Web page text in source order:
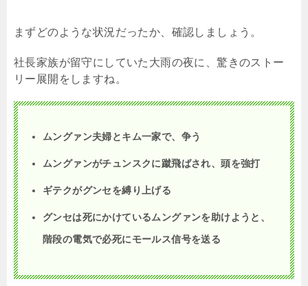
まずどのような状況だったか、確認しましょう。
社長家族が留守にしていた大雨の夜に、驚きのストー
リー展開をしますね。
ムングァン夫婦とキム一家で、争う
ムングァンがチュンスクに蹴飛ばされ、頭を強打
ギテクがグンセを縛り上げる
グンセは死にかけているムングァンを助けようと、
階段の電気で必死にモールス信号を送る